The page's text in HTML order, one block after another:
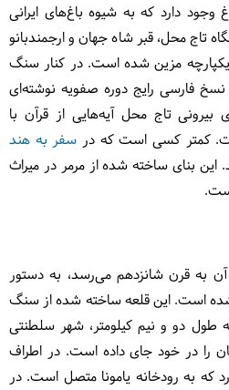
وجود دارد که به شیوه باغ‌های ایرانی
تاج محل، قبر شاه جهان و ارجمندبانو
مزین شده است. در کنار سنگ
فارسی رایج دوره صفویه نوشته‌ای
تاج محل آیه‌هایی از قرآن با
کمتر کسی است که در سفر به هند
این بنای ساخته شده از مرمر در میراث
به قرن شانزدهم می‌رسد، به دستور
شده است. این قلعه ساخته شده از سنگ
طول دو و نیم کیلومتر، شهر سلطنتی
را در خود جای داده است. در اطراف
که به رودخانه یامونا متصل است. در